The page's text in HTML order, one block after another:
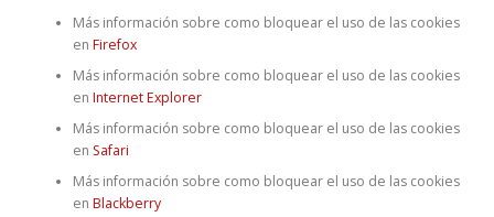
Más información sobre como bloquear el uso de las cookies
en Firefox
Más información sobre como bloquear el uso de las cookies
en Internet Explorer
Más información sobre como bloquear el uso de las cookies
en Safari
Más información sobre como bloquear el uso de las cookies
en Blackberry